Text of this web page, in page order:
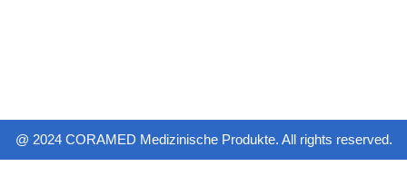
@ 2024 CORAMED Medizinische Produkte. All rights reserved.